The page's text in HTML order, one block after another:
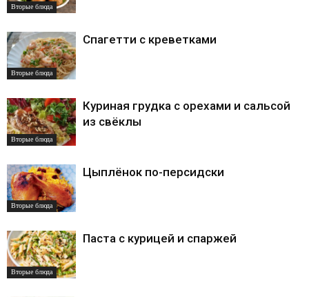
Вторые блюда
Вторые блюда
Спагетти с креветками
Вторые блюда
Куриная грудка с орехами и сальсой
из свёклы
Вторые блюда
Цыплёнок по-персидски
Вторые блюда
Паста с курицей и спаржей